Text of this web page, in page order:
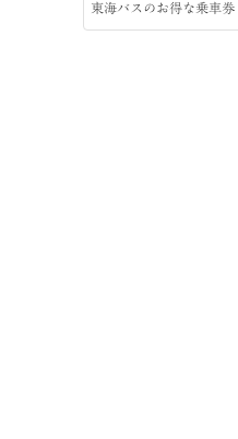
東海バスのお得な乗車